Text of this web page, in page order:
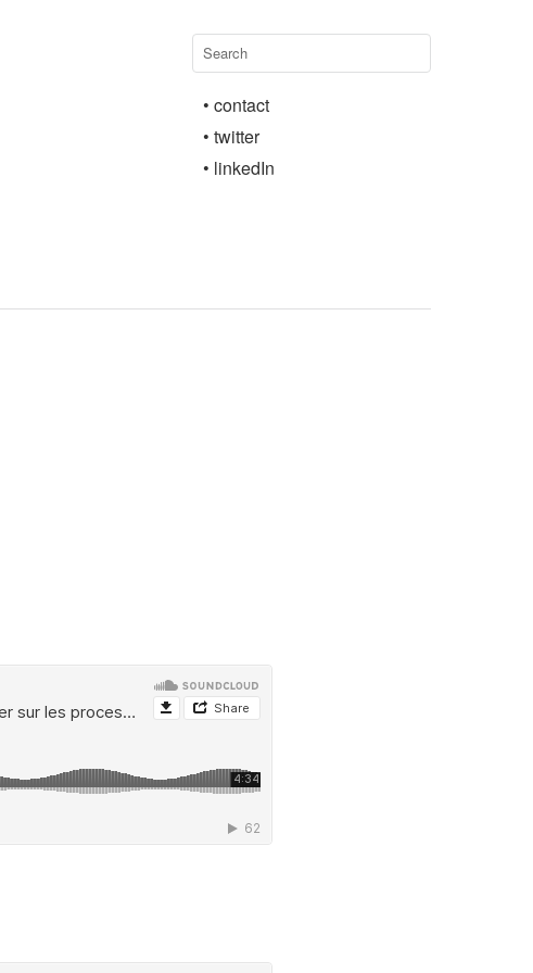
• contact
• twitter
• linkedIn